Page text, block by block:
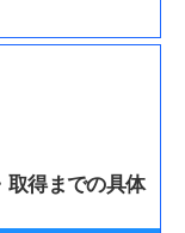
取得までの具体